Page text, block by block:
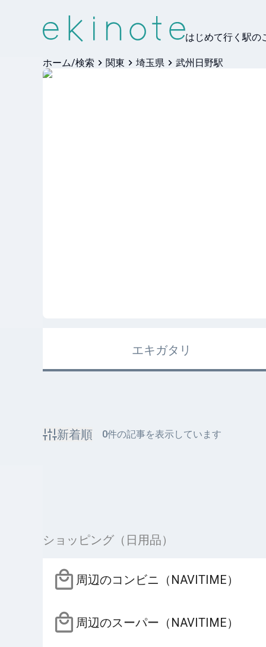
はじめて行く駅の
ホーム/検索 関東 埼玉県 武州日野駅
エキガタリ
新着順 0件の記事を表示しています
ショッピング（日用品）
周辺のコンビニ（NAVITIME）
周辺のスーパー（NAVITIME）